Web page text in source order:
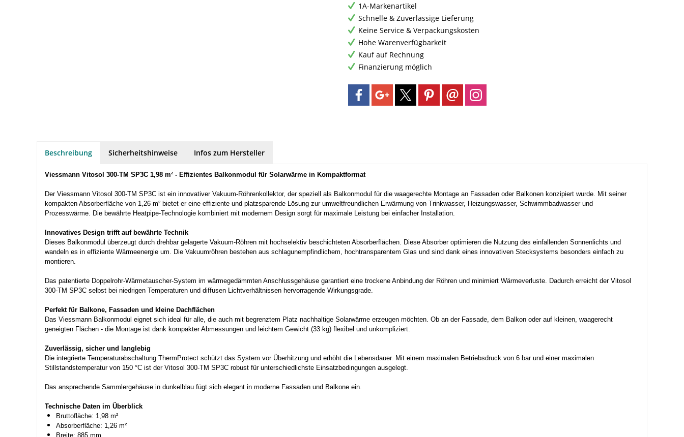
1A-Markenartikel
Schnelle & Zuverlässige Lieferung
Keine Service & Verpackungskosten
Hohe Warenverfügbarkeit
Kauf auf Rechnung
Finanzierung möglich
Beschreibung Sicherheitshinweise Infos zum Hersteller
Viessmann Vitosol 300-TM SP3C 1,98 m² - Effizientes Balkonmodul für Solarwärme in Kompaktformat
Der Viessmann Vitosol 300-TM SP3C ist ein innovativer Vakuum-Röhrenkollektor, der speziell als Balkonmodul für die waagerechte Montage an Fassaden oder Balkonen konzipiert wurde. Mit seiner
kompakten Absorberfläche von 1,26 m² bietet er eine effiziente und platzsparende Lösung zur umweltfreundlichen Erwärmung von Trinkwasser, Heizungswasser, Schwimmbadwasser und
Prozesswärme. Die bewährte Heatpipe-Technologie kombiniert mit modernem Design sorgt für maximale Leistung bei einfacher Installation.
Innovatives Design trifft auf bewährte Technik
Dieses Balkonmodul überzeugt durch drehbar gelagerte Vakuum-Röhren mit hochselektiv beschichteten Absorberflächen. Diese Absorber optimieren die Nutzung des einfallenden Sonnenlichts und
wandeln es in effiziente Wärmeenergie um. Die Vakuumröhren bestehen aus schlagunempfindlichem, hochtransparentem Glas und sind dank eines innovativen Stecksystems besonders einfach zu
montieren.
Das patentierte Doppelrohr-Wärmetauscher-System im wärmegedämmten Anschlussgehäuse garantiert eine trockene Anbindung der Röhren und minimiert Wärmeverluste. Dadurch erreicht der Vitosol
300-TM SP3C selbst bei niedrigen Temperaturen und diffusen Lichtverhältnissen hervorragende Wirkungsgrade.
Perfekt für Balkone, Fassaden und kleine Dachflächen
Das Viessmann Balkonmodul eignet sich ideal für alle, die auch mit begrenztem Platz nachhaltige Solarwärme erzeugen möchten. Ob an der Fassade, dem Balkon oder auf kleinen, waagerecht
geneigten Flächen - die Montage ist dank kompakter Abmessungen und leichtem Gewicht (33 kg) flexibel und unkompliziert.
Zuverlässig, sicher und langlebig
Die integrierte Temperaturabschaltung ThermProtect schützt das System vor Überhitzung und erhöht die Lebensdauer. Mit einem maximalen Betriebsdruck von 6 bar und einer maximalen
Stillstandstemperatur von 150 °C ist der Vitosol 300-TM SP3C robust für unterschiedlichste Einsatzbedingungen ausgelegt.
Das ansprechende Sammlergehäuse in dunkelblau fügt sich elegant in moderne Fassaden und Balkone ein.
Technische Daten im Überblick
Bruttofläche: 1,98 m²
Absorberfläche: 1,26 m²
Breite: 885 mm